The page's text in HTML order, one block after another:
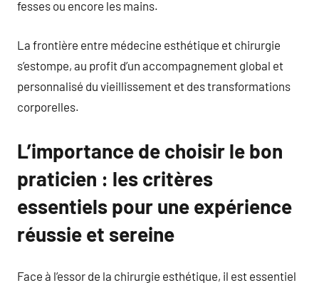
fesses ou encore les mains.
La frontière entre médecine esthétique et chirurgie
s’estompe, au profit d’un accompagnement global et
personnalisé du vieillissement et des transformations
corporelles.
L’importance de choisir le bon
praticien : les critères
essentiels pour une expérience
réussie et sereine
Face à l’essor de la chirurgie esthétique, il est essentiel